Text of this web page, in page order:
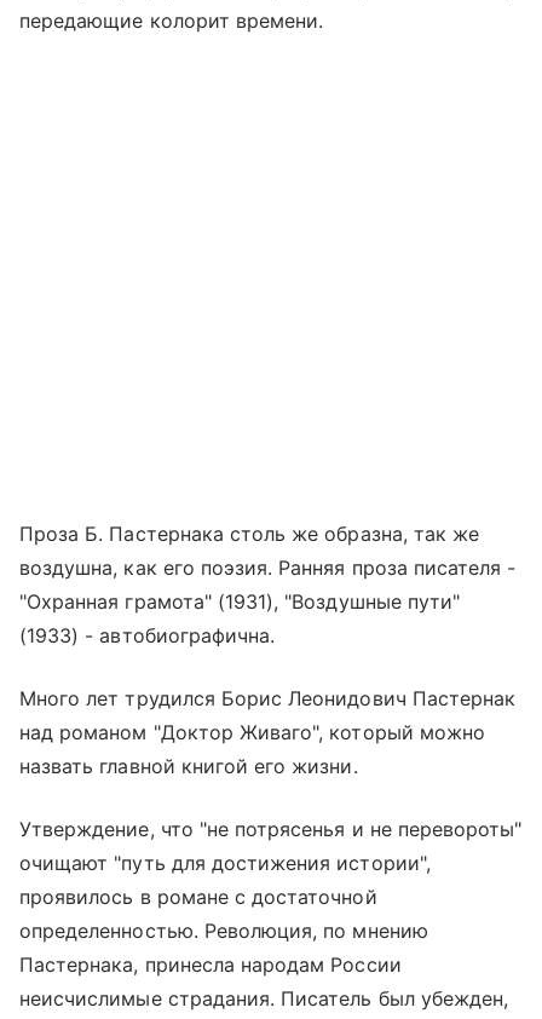
передающие колорит времени.
Проза Б. Пастернака столь же образна, так же
воздушна, как его поэзия. Ранняя проза писателя -
"Охранная грамота" (1931), "Воздушные пути"
(1933) - автобиографична.
Много лет трудился Борис Леонидович Пастернак
над романом "Доктор Живаго", который можно
назвать главной книгой его жизни.
Утверждение, что "не потрясенья и не перевороты"
очищают "путь для достижения истории",
проявилось в романе с достаточной
определенностью. Революция, по мнению
Пастернака, принесла народам России
неисчислимые страдания. Писатель был убежден,